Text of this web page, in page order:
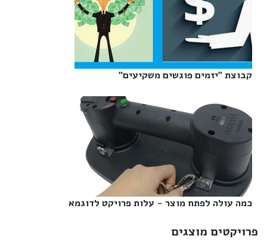
קבוצת "יזמים פוגשים משקיעים"‎
כמה עולה לפתח מוצר - עלות פרויקט לדוגמא‎
פרויקטים מוצגים